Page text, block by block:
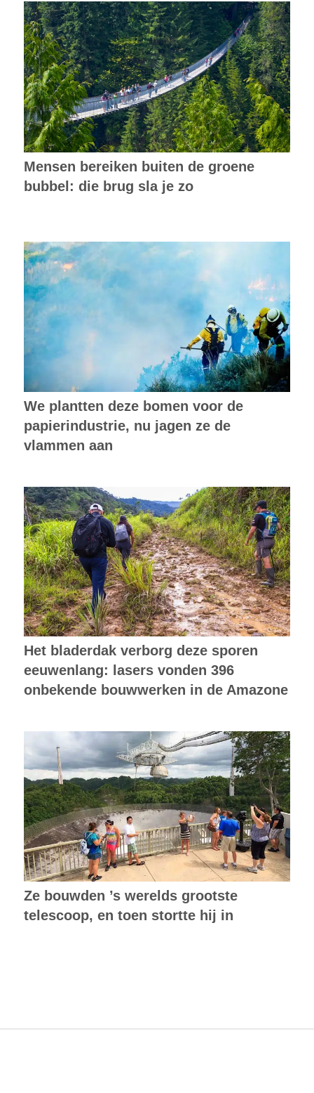
Mensen bereiken buiten de groene
bubbel: die brug sla je zo
We plantten deze bomen voor de
papierindustrie, nu jagen ze de
vlammen aan
Het bladerdak verborg deze sporen
eeuwenlang: lasers vonden 396
onbekende bouwwerken in de Amazone
Ze bouwden ’s werelds grootste
telescoop, en toen stortte hij in